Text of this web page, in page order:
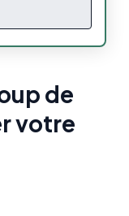
de
votre
pour
?